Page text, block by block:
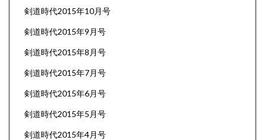
剣道時代2015年10月号
剣道時代2015年9月号
剣道時代2015年8月号
剣道時代2015年7月号
剣道時代2015年6月号
剣道時代2015年5月号
剣道時代2015年4月号